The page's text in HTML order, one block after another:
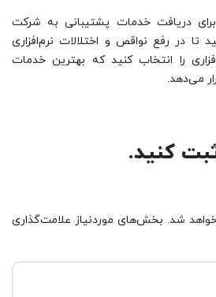
دریافت خدمات پشتیبانی به شرکت
تا در رفع نواقص و اختلالات نرم‌افزاری
را انتخاب کنید که بهترین خدمات
می‌دهد.
کنید.
شد. بخش‌های موردنیاز علامت‌گذاری